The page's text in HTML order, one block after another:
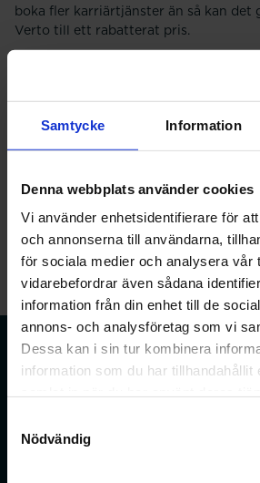
Samtycke Information
Denna webbplats använder cookies
Vi använder enhetsidentifierare för
och annonserna till användarna,
för sociala medier och analysera vår
vidarebefordrar även sådana
information från din enhet till de
annons- och analysföretag som vi
Dessa kan i sin tur kombinera
information som du har tillhandahållit
Nödvändig
boka fler karriärtjänster än så kan det
Verto till ett rabatterat pris.
- Vi ser det som en viktig och
Medlemmar får bättre förutsättningar
karriärplaner, säger Martin Östberg.
Karriärtjänsterna blir tillgängliga den
kommer att kunna läsa mer om detta
Nyhet